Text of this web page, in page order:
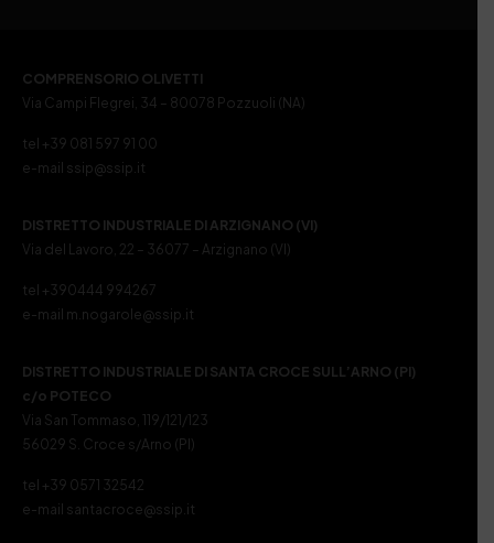
COMPRENSORIO OLIVETTI
Via Campi Flegrei, 34 – 80078 Pozzuoli (NA)
tel +39 081 597 91 00
e-mail ssip@ssip.it
DISTRETTO INDUSTRIALE DI ARZIGNANO (VI)
Via del Lavoro, 22 – 36077 – Arzignano (VI)
tel +390444 994267
e-mail m.nogarole@ssip.it
DISTRETTO INDUSTRIALE DI SANTA CROCE SULL’ARNO (PI)
c/o POTECO
Via San Tommaso, 119/121/123
56029 S. Croce s/Arno (PI)
tel +39 0571 32542
e-mail santacroce@ssip.it